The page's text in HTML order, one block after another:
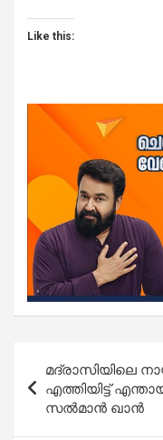
Like this:
navigation
മദ്രാസിയിലെ
എത്തിയിട്ട്
സൽമാൻ ഖാൻ